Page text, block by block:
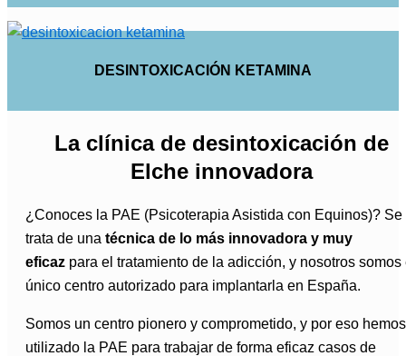
DESINTOXICACIÓN KETAMINA
La clínica de desintoxicación de
Elche innovadora
¿Conoces la PAE (Psicoterapia Asistida con Equinos)? Se
trata de una técnica de lo más innovadora y muy
eficaz para el tratamiento de la adicción, y nosotros somos
único centro autorizado para implantarla en España.
Somos un centro pionero y comprometido, y por eso hemos
utilizado la PAE para trabajar de forma eficaz casos de